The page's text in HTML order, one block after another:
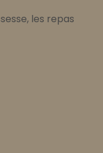
les repas